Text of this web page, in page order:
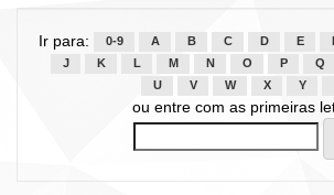
Ir para: 0-9 A B C D E
J
K L M N O P Q
U
V W X Y
ou entre com as primeiras